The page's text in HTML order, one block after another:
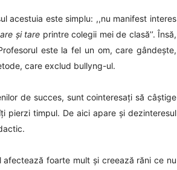
acestuia este simplu: ,,nu manifest interes
și tare printre colegii mei de clasă’’. Însă,
este la fel un om, care gândește,
care exclud bullyng-ul.
de succes, sunt cointeresați să câștige
pierzi timpul. De aici apare și dezinteresul
foarte mult și creează răni ce nu